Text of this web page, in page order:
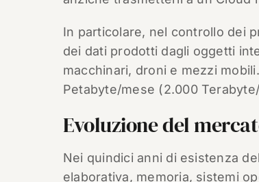
In particolare, nel controllo dei
dei dati prodotti dagli oggetti
macchinari, droni e mezzi
Petabyte/mese (2.000
Evoluzione del
Nei quindici anni di esistenza
elaborativa, memoria, sistemi